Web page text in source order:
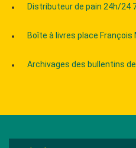
Distributeur de pain 24h/24
Boîte à livres place François
Archivages des bullentins